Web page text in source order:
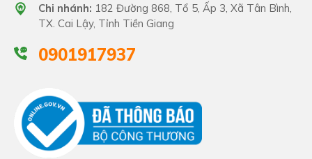
Chi nhánh: 182 Đường 868, Tổ 5, Ấp 3, Xã Tân Bình,
TX. Cai Lậy, Tỉnh Tiền Giang
0901917937